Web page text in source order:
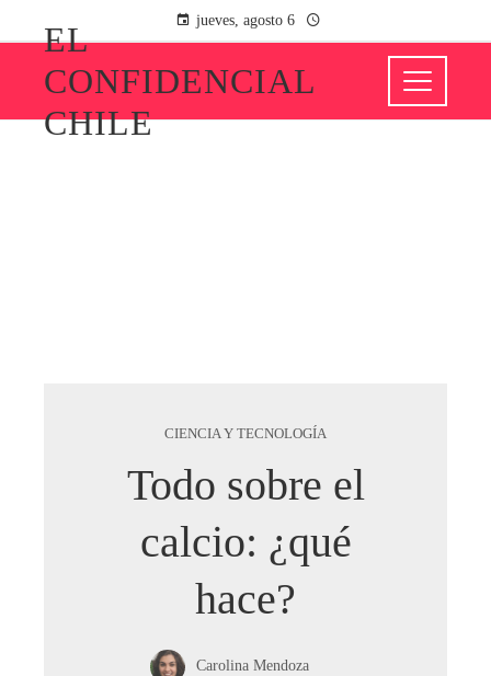
jueves, agosto 6
EL
CONFIDENCIAL
CHILE
CIENCIA Y TECNOLOGÍA
Todo sobre el
calcio: ¿qué
hace?
Carolina Mendoza